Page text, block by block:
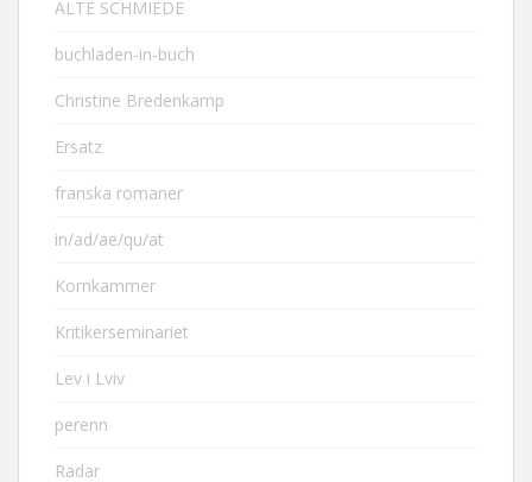
ALTE SCHMIEDE
buchladen-in-buch
Christine Bredenkamp
Ersatz
franska romaner
in/ad/ae/qu/at
Kornkammer
Kritikerseminariet
Lev i Lviv
perenn
Radar